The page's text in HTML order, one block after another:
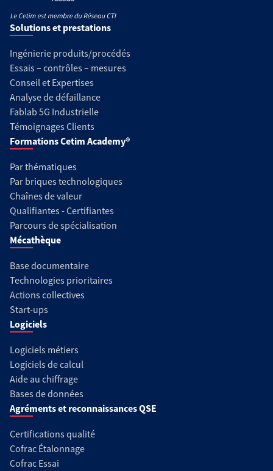
Solutions et prestations
Ingénierie produits/procédés
Essais – contrôles – mesures
Conseil et Expertises
Analyse de défaillance
Fablab 5G Industrielle
Témoignages Clients
Formations Cetim Academy®
Par thématiques
Par briques technologiques
Chaînes de valeur
Qualifiantes - Certifiantes
Parcours de spécialisation
Mécathèque
Base documentaire
Technologies prioritaires
Actions collectives
Start-ups
Logiciels
Logiciels métiers
Logiciels de calcul
Aide au chiffrage
Bases de données
Agréments et reconnaissances QSE
Certifications qualité
Cofrac Étalonnage
Cofrac Essai